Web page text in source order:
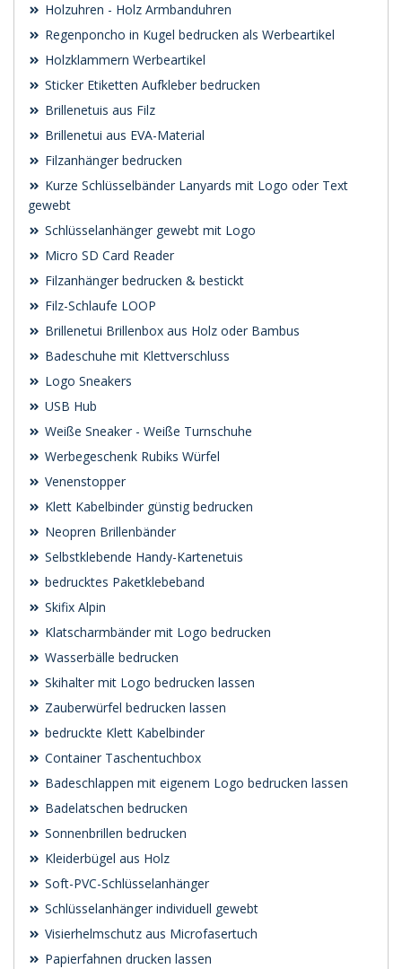
Holzuhren - Holz Armbanduhren
Regenponcho in Kugel bedrucken als Werbeartikel
Holzklammern Werbeartikel
Sticker Etiketten Aufkleber bedrucken
Brillenetuis aus Filz
Brillenetui aus EVA-Material
Filzanhänger bedrucken
Kurze Schlüsselbänder Lanyards mit Logo oder Text
gewebt
Schlüsselanhänger gewebt mit Logo
Micro SD Card Reader
Filzanhänger bedrucken & bestickt
Filz-Schlaufe LOOP
Brillenetui Brillenbox aus Holz oder Bambus
Badeschuhe mit Klettverschluss
Logo Sneakers
USB Hub
Weiße Sneaker - Weiße Turnschuhe
Werbegeschenk Rubiks Würfel
Venenstopper
Klett Kabelbinder günstig bedrucken
Neopren Brillenbänder
Selbstklebende Handy-Kartenetuis
bedrucktes Paketklebeband
Skifix Alpin
Klatscharmbänder mit Logo bedrucken
Wasserbälle bedrucken
Skihalter mit Logo bedrucken lassen
Zauberwürfel bedrucken lassen
bedruckte Klett Kabelbinder
Container Taschentuchbox
Badeschlappen mit eigenem Logo bedrucken lassen
Badelatschen bedrucken
Sonnenbrillen bedrucken
Kleiderbügel aus Holz
Soft-PVC-Schlüsselanhänger
Schlüsselanhänger individuell gewebt
Visierhelmschutz aus Microfasertuch
Papierfahnen drucken lassen